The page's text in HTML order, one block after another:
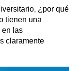
¿por qué
tienen una
en las
claramente